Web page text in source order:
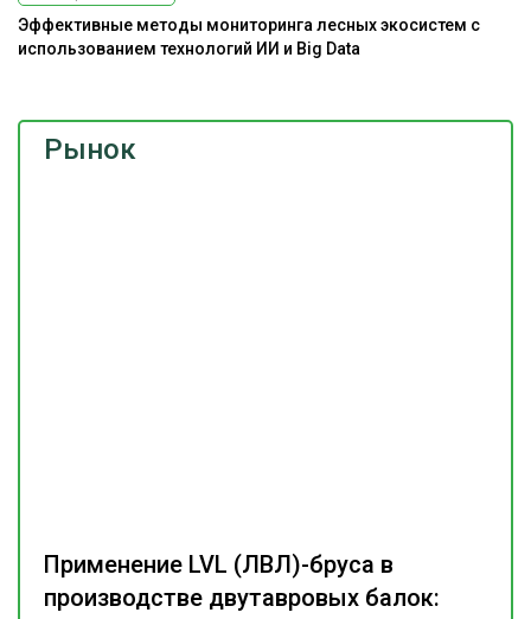
Рынок
Применение LVL (ЛВЛ)-бруса в
производстве двутавровых балок:
Эффективные методы мониторинга лесных экосистем с
использованием технологий ИИ и Big Data